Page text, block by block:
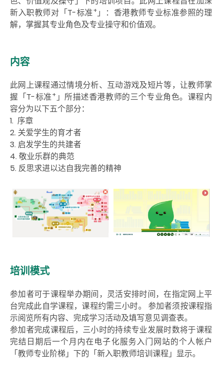
新入职教师对「T-标准+ 」 ： 香港教师专业标准参照的理
解，掌握其专业角色及专业操守和价值观。
内容
此网上课程通过情境分析、互动游戏及短片等，让教师掌
握「T-标准+ 」所描述香港教师的三个专业角色。课程内
容分为以下五个部分：
1. 序章
2. 关爱学生的育才者
3. 启发学生的共建者
4. 敬业乐群的典范
5. 反思求进以达自我完善的精神
培训模式
参加者可于课程举办期间，灵活安排时间，在指定网上平
台完成此自学课程，课程约需三小时。 参加者须按课程指
示阅览所有内容、完成学习活动及填写意见调查表。
参加者完成课程后，三小时的持续专业发展时数将于课程
完结日期后一个月内在电子化服务入门网站的个人帐户
「教师专业阶梯」下的「新入职教师培训课程」显示。